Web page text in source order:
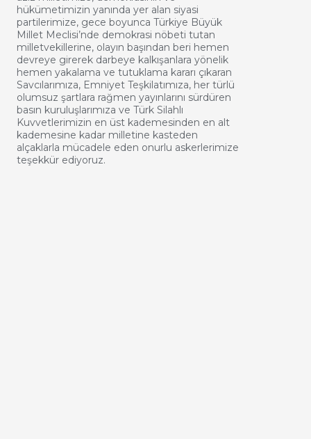
hükümetimizin yanında yer alan siyasi
partilerimize, gece boyunca Türkiye Büyük
Millet Meclisi’nde demokrasi nöbeti tutan
milletvekillerine, olayın başından beri hemen
devreye girerek darbeye kalkışanlara yönelik
hemen yakalama ve tutuklama kararı çıkaran
Savcılarımıza, Emniyet Teşkilatımıza, her türlü
olumsuz şartlara rağmen yayınlarını sürdüren
basın kuruluşlarımıza ve Türk Silahlı
Kuvvetlerimizin en üst kademesinden en alt
kademesine kadar milletine kasteden
alçaklarla mücadele eden onurlu askerlerimize
teşekkür ediyoruz.